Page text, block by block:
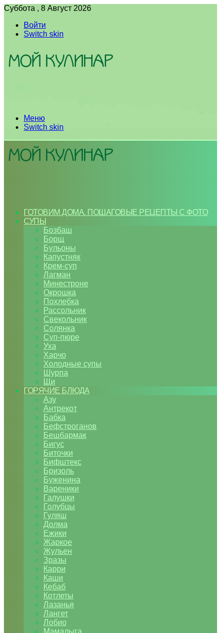
Суббота , 8 Август 2026
Войти
Switch skin
Меню
Switch skin
ГОТОВИМ ДОМА. ПОШАГОВЫЕ РЕЦЕПТЫ С ФОТО
СУПЫ
Бозбаш
Борщ
Бульоны
Капустняк
Крем-суп
Лагман
Минестроне
Окрошка
Похлебка
Рассольник
Свекольник
Солянка
Суп-пюре
Уха
Харчо
Холодные супы
Шурпа
Щи
ГОРЯЧИЕ БЛЮДА
Азу
Антрекот
Бабка
Бефстроганов
Бешбармак
Бигус
Биточки
Бифштекс
Бризоль
Буженина
Вареники
Галушки
Голубцы
Гуляш
Долма
Ежики
Жаркое
Жульен
Зразы
Карри
Каши
Кебаб
Котлеты
Лазанья
Лангет
Лобио
Мамалыга